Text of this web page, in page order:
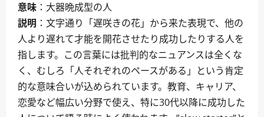
意味 ：大器晩成型の人
説明 ：文字通り「遅咲きの花」から来た表現で、他の
人より遅れて才能を開花させたり成功したりする人を
指します。この言葉には批判的なニュアンスは全くな
く、むしろ「人それぞれのペースがある」という肯定
的な意味合いが込められています。教育、キャリア、
恋愛など幅広い分野で使え、特に30代以降に成功した